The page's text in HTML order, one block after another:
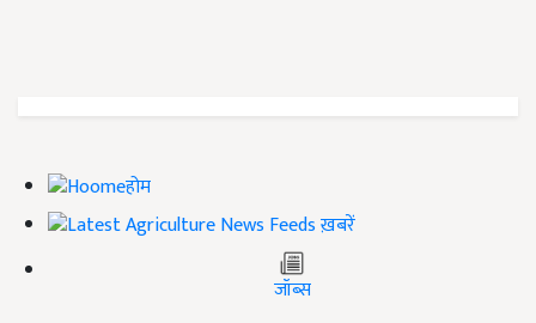
होम
ख़बरें
जॉब्स